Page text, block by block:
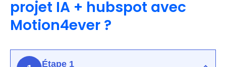
projet IA + hubspot avec
Motion4ever ?
Étape 1